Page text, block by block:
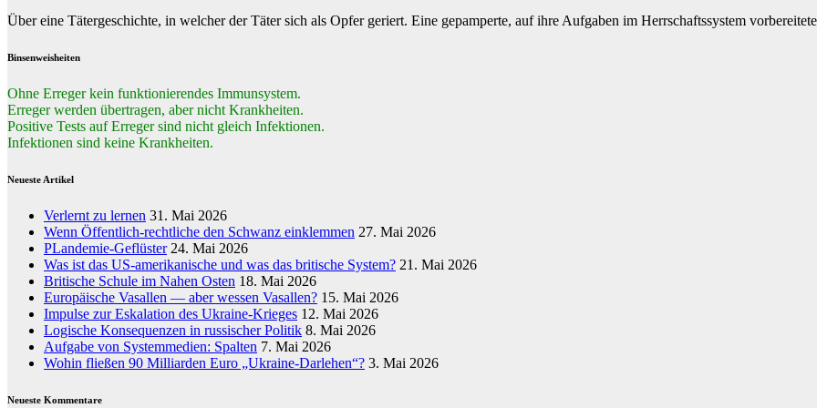
Über eine Tätergeschichte, in welcher der Täter sich als Opfer geriert. Eine gepamperte, auf ihre Aufgaben im Herrschaftssystem
Binsenweisheiten
Ohne Erreger kein funktionierendes Immunsystem.
Erreger werden übertragen, aber nicht Krankheiten.
Positive Tests auf Erreger sind nicht gleich Infektionen.
Infektionen sind keine Krankheiten.
Neueste Artikel
Verlernt zu lernen 31. Mai 2026
Wenn Öffentlich-rechtliche den Schwanz einklemmen 27. Mai 2026
PLandemie-Geflüster 24. Mai 2026
Was ist das US-amerikanische und was das britische System? 21. Mai 2026
Britische Schule im Nahen Osten 18. Mai 2026
Europäische Vasallen — aber wessen Vasallen? 15. Mai 2026
Impulse zur Eskalation des Ukraine-Krieges 12. Mai 2026
Logische Konsequenzen in russischer Politik 8. Mai 2026
Aufgabe von Systemmedien: Spalten 7. Mai 2026
Wohin fließen 90 Milliarden Euro „Ukraine-Darlehen“? 3. Mai 2026
Neueste Kommentare